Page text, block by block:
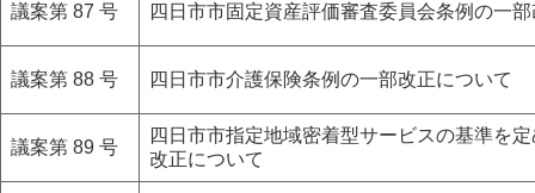
議案第 87 号 四日市市固定資産評価審査委員会条例の一
議案第 88 号 四日市市介護保険条例の一部改正について
議案第 89 号
四日市市指定地域密着型サービスの基準を
改正について